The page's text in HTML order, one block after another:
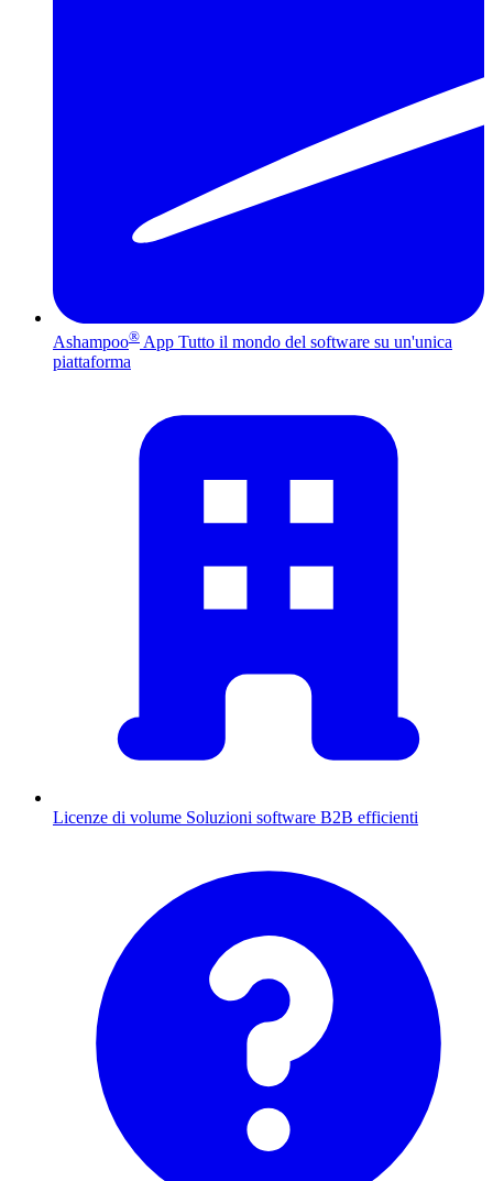
Ashampoo® App Tutto il mondo del software su un'unica
piattaforma
Licenze di volume Soluzioni software B2B efficienti